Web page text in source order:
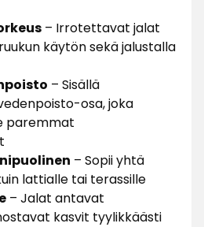
– Irrotettavat jalat
käytön sekä jalustalla
– Sisällä
osa, joka
paremmat
– Sopii yhtä
lattialle tai terassille
– Jalat antavat
kasvit tyylikkäästi